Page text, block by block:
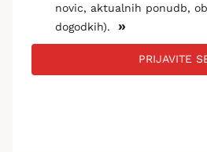
novic, aktualnih ponudb,
dogodkih).
»
PRIJAVITE